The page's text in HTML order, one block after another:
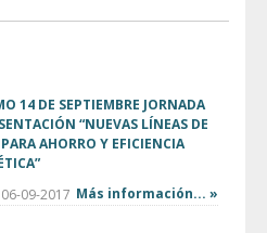
14 DE SEPTIEMBRE JORNADA
“NUEVAS LÍNEAS DE
AHORRO Y EFICIENCIA
06-09-2017 Más información... »